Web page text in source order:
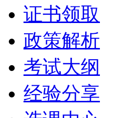
证书领取
政策解析
考试大纲
经验分享